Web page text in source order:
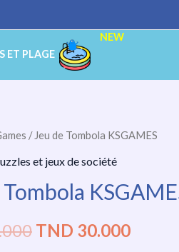
ET PLAGE
NEW
/ Jeu de Tombola KSGAMES
et jeux de société
Le
prix
initial
était :
TND 30.000
Le
actuel
est :